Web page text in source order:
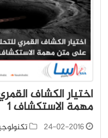
اختيار الكشاف
مهمة الاستكشاف 1
24-02-2016